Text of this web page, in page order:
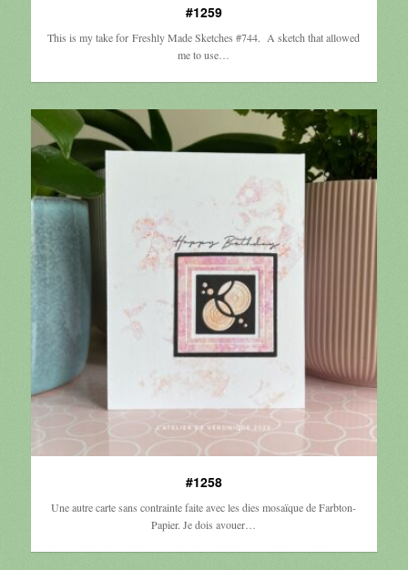
#1259
This is my take for Freshly Made Sketches #744. A sketch that allowed
me to use…
#1258
Une autre carte sans contrainte faite avec les dies mosaïque de Farbton-
Papier. Je dois avouer…